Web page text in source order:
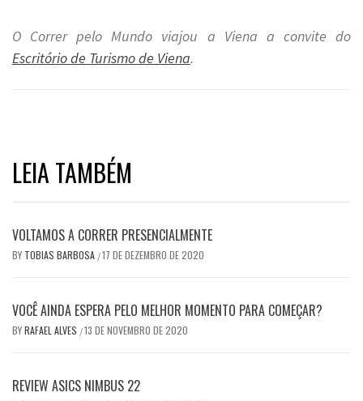
O Correr pelo Mundo viajou a Viena a convite do
Escritório de Turismo de Viena.
LEIA TAMBÉM
VOLTAMOS A CORRER PRESENCIALMENTE
BY TOBIAS BARBOSA /17 DE DEZEMBRO DE 2020
VOCÊ AINDA ESPERA PELO MELHOR MOMENTO PARA COMEÇAR?
BYRAFAEL ALVES /13 DE NOVEMBRO DE 2020
REVIEW ASICS NIMBUS 22